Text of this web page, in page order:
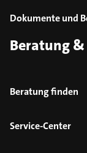
Dokumente und
Beratung &
Beratung finden
Service-Center